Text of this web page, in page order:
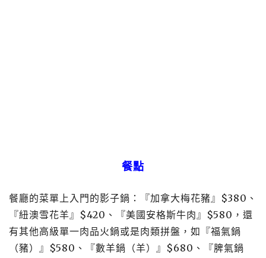
餐點
餐廳的菜單上入門的影子鍋：『加拿大梅花豬』$380、
『紐澳雪花羊』$420、『美國安格斯牛肉』$580，還
有其他高級單一肉品火鍋或是肉類拼盤，如『福氣鍋
（豬）』$580、『數羊鍋（羊）』$680、『脾氣鍋